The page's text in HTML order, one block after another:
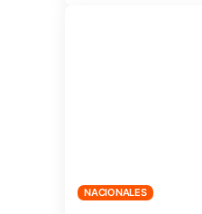
NACIONALES